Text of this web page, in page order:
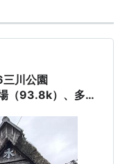
川公園
（93.8k）、多治